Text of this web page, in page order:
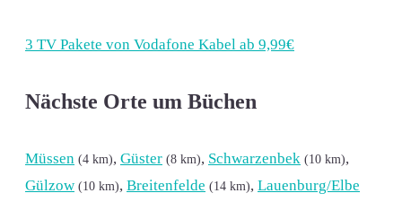
3 TV Pakete von Vodafone Kabel ab 9,99€
Nächste Orte um Büchen
Müssen (4 km), Güster (8 km), Schwarzenbek (10 km),
Gülzow (10 km), Breitenfelde (14 km), Lauenburg/Elbe